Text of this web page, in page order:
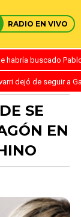
RADIO EN VIVO
habría buscado
dejó de seguir a
SE
EN